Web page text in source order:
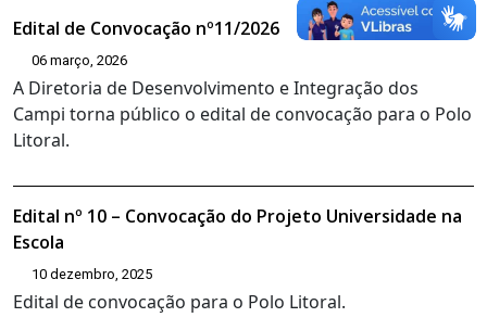
Edital de Convocação nº11/2026
06 março, 2026
A Diretoria de Desenvolvimento e Integração dos
Campi torna público o edital de convocação para o Polo
Litoral.
Edital nº 10 – Convocação do Projeto Universidade na
Escola
10 dezembro, 2025
Edital de convocação para o Polo Litoral.